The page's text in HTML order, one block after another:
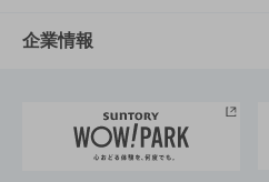
栄養成分一覧
工場見学
地域情報
サントリーホール
サントリーサンバーズ大阪
サステナビリティTOP
サントリーが考えるサステ
企業情報
企業概要